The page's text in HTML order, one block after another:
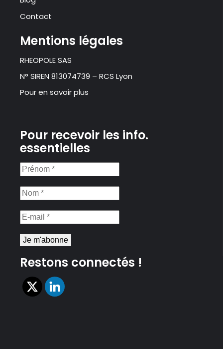
Contact
Mentions légales
RHEOPOLE SAS
N° SIREN 813074739 – RCS Lyon
Pour en savoir plus
Pour recevoir les info.
essentielles
Prénom
*
Nom
*
E-
mail
*
Restons connectés !